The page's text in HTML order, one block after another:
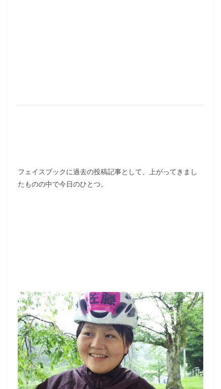
フェイスブックに過去の投稿記事として、上がってきまし
たものの中で今日のひとつ。